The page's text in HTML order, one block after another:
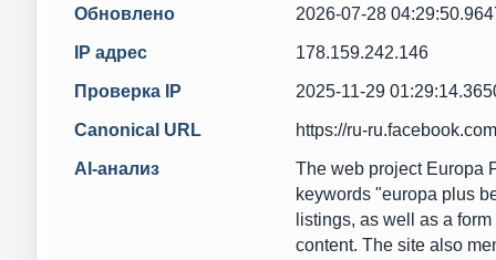
Обновлено 2026-07-28
IP адрес 178.159.242.146
Проверка IP 2025-11-29
Canonical URL https://ru-
AI-анализ
The web project Europa
keywords "europa plus
listings, as well as a
content. The site also